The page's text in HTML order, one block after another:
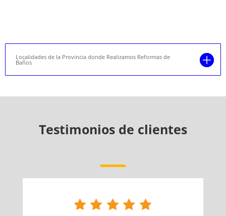
Localidades de la Provincia donde Realizamos Reformas de
Baños
Testimonios de clientes